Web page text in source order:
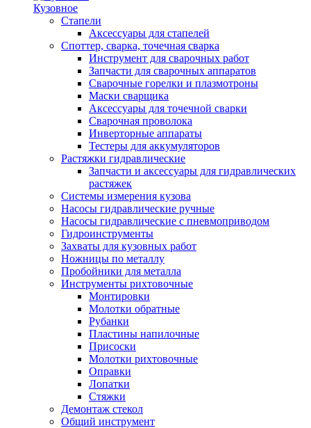
Кузовное
Стапели
Аксессуары для стапелей
Споттер, сварка, точечная сварка
Инструмент для сварочных работ
Запчасти для сварочных аппаратов
Сварочные горелки и плазмотроны
Маски сварщика
Аксессуары для точечной сварки
Сварочная проволока
Инверторные аппараты
Тестеры для аккумуляторов
Растяжки гидравлические
Запчасти и аксессуары для гидравлических
растяжек
Системы измерения кузова
Насосы гидравлические ручные
Насосы гидравлические с пневмоприводом
Гидроинструменты
Захваты для кузовных работ
Ножницы по металлу
Пробойники для металла
Инструменты рихтовочные
Монтировки
Молотки обратные
Рубанки
Пластины напилочные
Присоски
Молотки рихтовочные
Оправки
Лопатки
Стяжки
Демонтаж стекол
Общий инструмент